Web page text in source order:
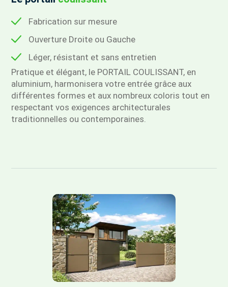
Fabrication sur mesure
Ouverture Droite ou Gauche
Léger, résistant et sans entretien
Pratique et élégant, le PORTAIL COULISSANT, en
aluminium, harmonisera votre entrée grâce aux
différentes formes et aux nombreux coloris tout en
respectant vos exigences architecturales
traditionnelles ou contemporaines.